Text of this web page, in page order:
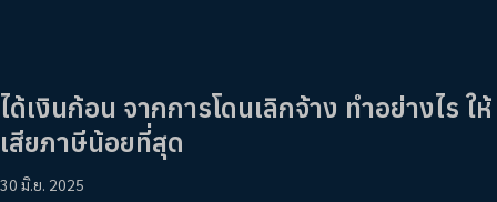
ได้เงินก้อน จากการโดนเลิกจ้าง ทำอย่างไร ให้
เสียภาษีน้อยที่สุด
30 มิ.ย. 2025